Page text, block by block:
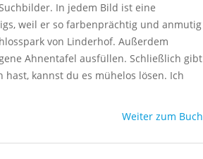
In jedem Bild ist eine
weil er so farbenprächtig und anmutig
von Linderhof. Außerdem
Ahnentafel ausfüllen. Schließlich gibt
kannst du es mühelos lösen. Ich
Weiter zum Buch